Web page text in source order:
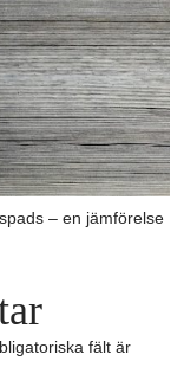
– en jämförelse
fält är